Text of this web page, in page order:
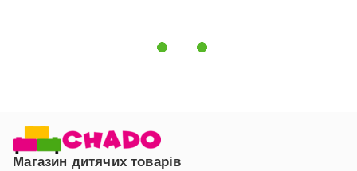
Магазин дитячих товарів